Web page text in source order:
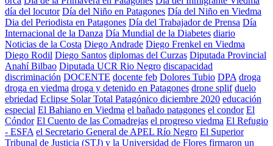
día del locutor Día del Niño en Patagones Día del Niño en Viedma
Dia del Periodista en Patagones Día del Trabajador de Prensa Día
Internacional de la Danza Día Mundial de la Diabetes diario
Noticias de la Costa Diego Andrade Diego Frenkel en Viedma
Diego Rodil Diego Santos diplomas del Curzas Diputada Provincial
Anahí Bilbao Diputada UCR Rio Negro discapacidad
discriminación DOCENTE docente feb Dolores Tubio DPA droga
droga en viedma droga y detenido en Patagones drone splif duelo
ebriedad Eclipse Solar Total Patagónico diciembre 2020 educación
especial El Bahiano en Viedma el bañado patagones el condor El
Cóndor El Cuento de las Comadrejas el progreso viedma El Refugio
- ESFA el Secretario General de APEL Río Negro El Superior
Tribunal de Justicia (STJ) y la Universidad de Flores firmaron un